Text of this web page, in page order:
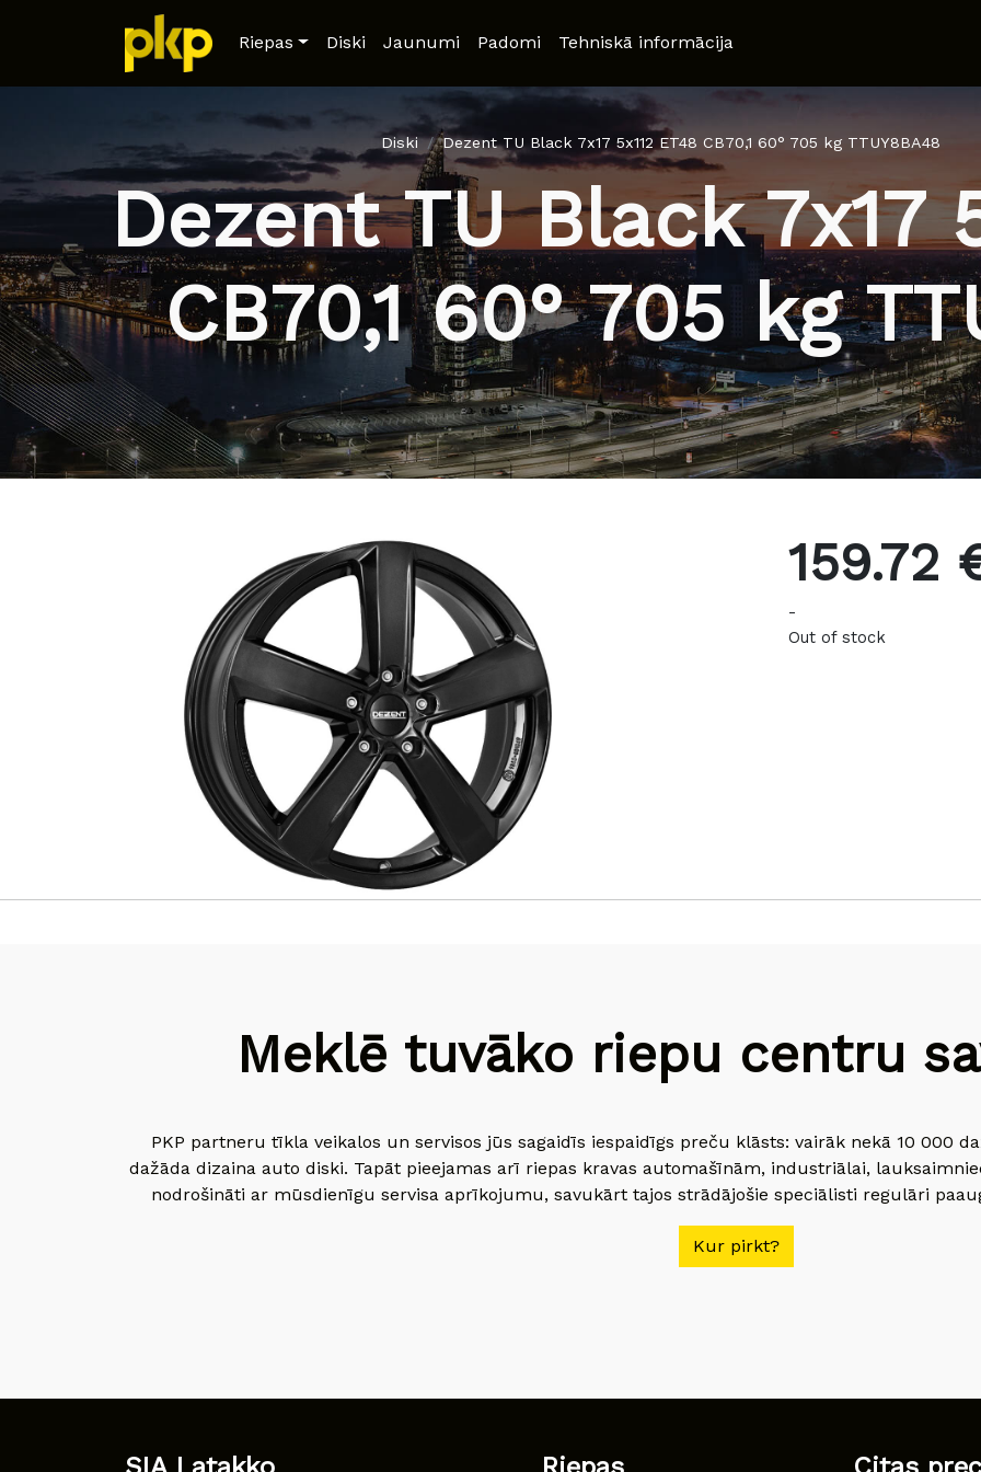
Riepas Diski Jaunumi Padomi Tehniskā informācija
Diski Dezent TU Black 7x17 5x112 ET48 CB70,1 60° 705 kg TTUY8BA48
Dezent TU Black 7x17
CB70,1 60° 705 kg
159.72
-
Out of stock
Meklē tuvāko riepu centru
PKP partneru tīkla veikalos un servisos jūs sagaidīs iespaidīgs preču klāsts: vairāk nekā 10 000
dažāda dizaina auto diski. Tapāt pieejamas arī riepas kravas automašīnām, industriālai,
nodrošināti ar mūsdienīgu servisa aprīkojumu, savukārt tajos strādājošie speciālisti regulāri
Kur pirkt?